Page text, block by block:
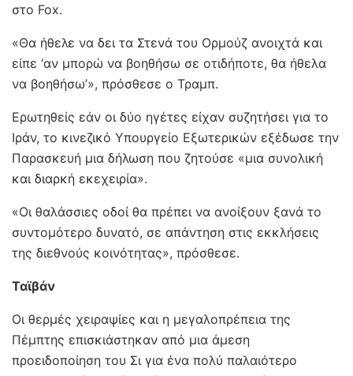
στο Fox.
«Θα ήθελε να δει τα Στενά του Ορμούζ ανοιχτά και
είπε ‘αν μπορώ να βοηθήσω σε οτιδήποτε, θα ήθελα
να βοηθήσω’», πρόσθεσε ο Τραμπ.
Ερωτηθείς εάν οι δύο ηγέτες είχαν συζητήσει για το
Ιράν, το κινεζικό Υπουργείο Εξωτερικών εξέδωσε την
Παρασκευή μια δήλωση που ζητούσε «μια συνολική
και διαρκή εκεχειρία».
«Οι θαλάσσιες οδοί θα πρέπει να ανοίξουν ξανά το
συντομότερο δυνατό, σε απάντηση στις εκκλήσεις
της διεθνούς κοινότητας», πρόσθεσε.
Ταϊβάν
Οι θερμές χειραψίες και η μεγαλοπρέπεια της
Πέμπτης επισκιάστηκαν από μια άμεση
προειδοποίηση του Σι για ένα πολύ παλαιότερο